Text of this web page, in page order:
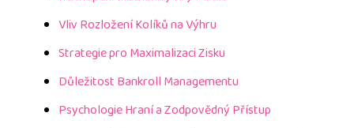
Vliv Rozložení Kolíků na Výhru
Strategie pro Maximalizaci Zisku
Důležitost Bankroll Managementu
Psychologie Hraní a Zodpovědný Přístup